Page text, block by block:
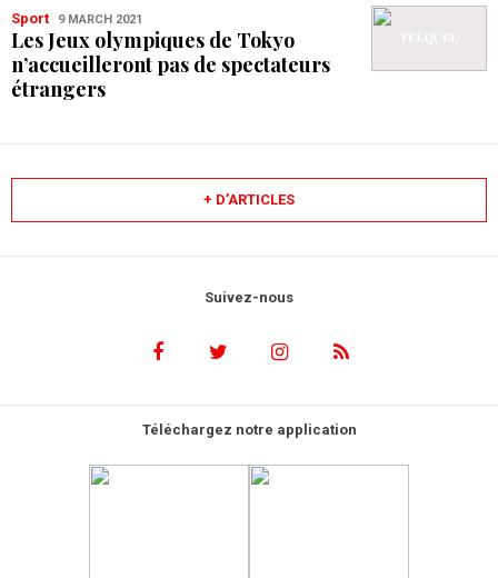
Sport 9 MARCH 2021
Les Jeux olympiques de Tokyo
n’accueilleront pas de spectateurs
étrangers
+ D’ARTICLES
Suivez-nous
Téléchargez notre application